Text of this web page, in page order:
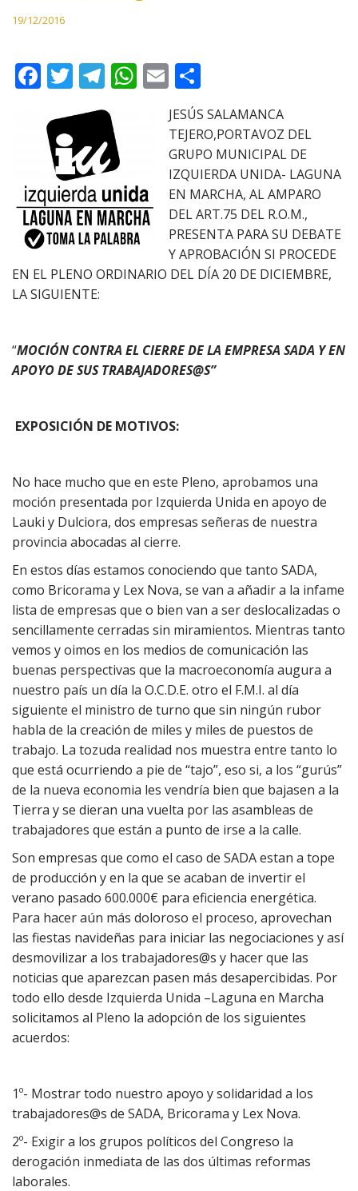
19/12/2016
F
e
b
o
o
k
T
itt
er
T
el
e
gr
a
m
W
A
p
p
E
m
ai
l
o
m
p
ar
ti
r
JESÚS SALAMANCA
TEJERO,PORTAVOZ DEL
GRUPO MUNICIPAL DE
IZQUIERDA UNIDA- LAGUNA
EN MARCHA, AL AMPARO
DEL ART.75 DEL R.O.M.,
PRESENTA PARA SU DEBATE
Y APROBACIÓN SI PROCEDE
EN EL PLENO ORDINARIO DEL DÍA 20 DE DICIEMBRE,
LA SIGUIENTE:
“MOCIÓN CONTRA EL CIERRE DE LA EMPRESA SADA Y EN
APOYO DE SUS TRABAJADORES@S”
EXPOSICIÓN DE MOTIVOS:
No hace mucho que en este Pleno, aprobamos una
moción presentada por Izquierda Unida en apoyo de
Lauki y Dulciora, dos empresas señeras de nuestra
provincia abocadas al cierre.
En estos días estamos conociendo que tanto SADA,
como Bricorama y Lex Nova, se van a añadir a la infame
lista de empresas que o bien van a ser deslocalizadas o
sencillamente cerradas sin miramientos. Mientras tanto
vemos y oimos en los medios de comunicación las
buenas perspectivas que la macroeconomía augura a
nuestro país un día la O.C.D.E. otro el F.M.I. al día
siguiente el ministro de turno que sin ningún rubor
habla de la creación de miles y miles de puestos de
trabajo. La tozuda realidad nos muestra entre tanto lo
que está ocurriendo a pie de “tajo”, eso si, a los “gurús”
de la nueva economia les vendría bien que bajasen a la
Tierra y se dieran una vuelta por las asambleas de
trabajadores que están a punto de irse a la calle.
Son empresas que como el caso de SADA estan a tope
de producción y en la que se acaban de invertir el
verano pasado 600.000€ para eficiencia energética.
Para hacer aún más doloroso el proceso, aprovechan
las fiestas navideñas para iniciar las negociaciones y así
desmovilizar a los trabajadores@s y hacer que las
noticias que aparezcan pasen más desapercibidas. Por
todo ello desde Izquierda Unida –Laguna en Marcha
solicitamos al Pleno la adopción de los siguientes
acuerdos:
1º- Mostrar todo nuestro apoyo y solidaridad a los
trabajadores@s de SADA, Bricorama y Lex Nova.
2º- Exigir a los grupos políticos del Congreso la
derogación inmediata de las dos últimas reformas
laborales.